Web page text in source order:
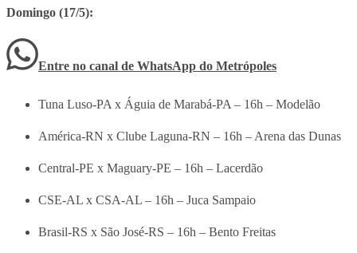
Domingo (17/5):
Entre no canal de WhatsApp do Metrópoles
Tuna Luso-PA x Águia de Marabá-PA – 16h – Modelão
América-RN x Clube Laguna-RN – 16h – Arena das Dunas
Central-PE x Maguary-PE – 16h – Lacerdão
CSE-AL x CSA-AL – 16h – Juca Sampaio
Brasil-RS x São José-RS – 16h – Bento Freitas